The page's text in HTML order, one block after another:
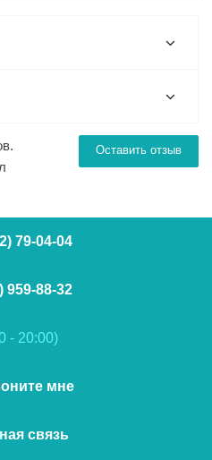
Оставить отзыв
79-04-04
959-88-32
- 20:00)
мне
связь